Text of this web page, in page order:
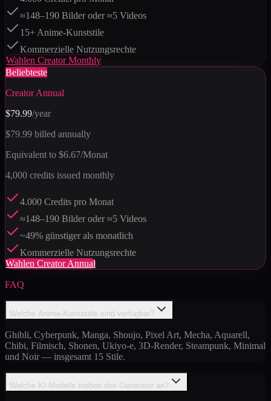
≈148–190 Bilder oder ≈5 Videos
15+ Anime-Kunststile
Kommerzielle Nutzungsrechte
Wahlen Creator Monthly
Beliebteste
Creator Annual
$79.99/year
$79.99 billed annually
Equivalent to $6.67/Monat
4,000 credits issued monthly
4.000 Credits pro Monat
≈148–190 Bilder oder ≈5 Videos
~49% günstiger als monatlich
Kommerzielle Nutzungsrechte
Wahlen Creator Annual
FAQ
Welche Anime-Kunststile sind verfügbar?
Ghibli, Cyberpunk, Manga, Shoujo, Pixel Art, Mecha, Aquarell,
Chibi, Filmisch, Shonen, Ukiyo-e, 3D-Render, Steampunk, Minimal
und Noir — insgesamt 15 Stile.
Welche KI-Modelle treiben den Generator an?